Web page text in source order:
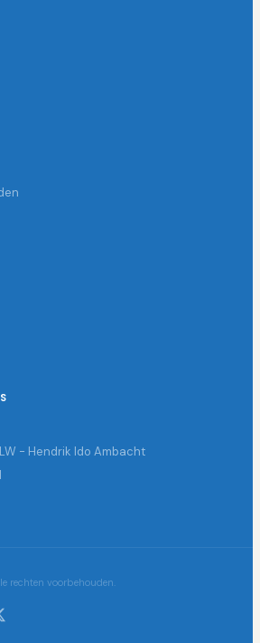
- Hendrik Ido Ambacht
rechten voorbehouden.